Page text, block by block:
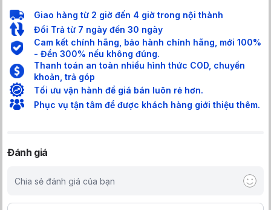
Giao hàng từ 2 giờ đến 4 giờ trong nội thành
Đổi Trả từ 7 ngày đến 30 ngày
Cam kết chính hãng, bảo hành chính hãng, mới 100%
- Đền 300% nếu không đúng.
Thanh toán an toàn nhiều hình thức COD, chuyển
khoản, trả góp
Tối ưu vận hành để giá bán luôn rẻ hơn.
Phục vụ tận tâm để được khách hàng giới thiệu thêm.
Đánh giá
Chia sẻ đánh giá của bạn